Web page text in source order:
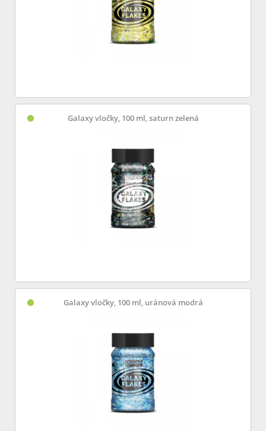
Galaxy vločky, 100 ml, saturn zelená
Galaxy vločky, 100 ml, uránová modrá